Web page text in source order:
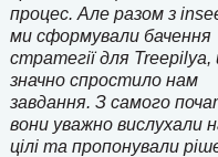
процес. Але разом з
ми сформували бачення
стратегії для
значно спростило нам
завдання. З самого
вони уважно вислухали
цілі та пропонували